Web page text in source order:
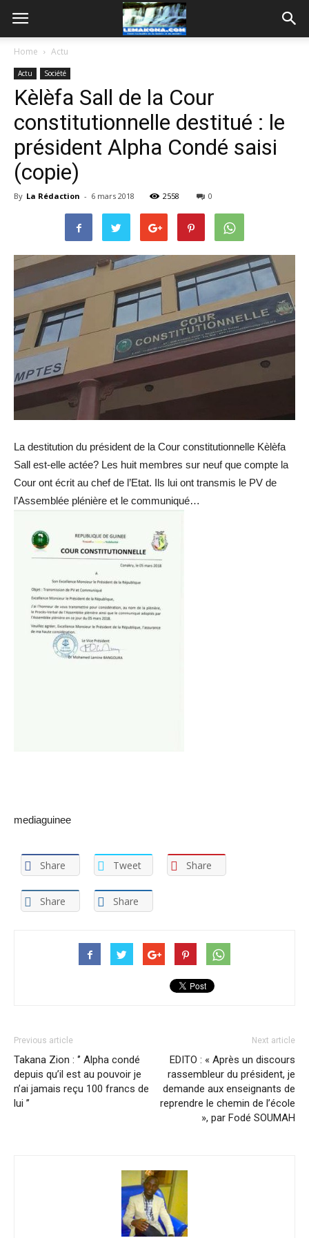
Home Actu
Actu Société
Kèlèfa Sall de la Cour
constitutionnelle destitué : le
président Alpha Condé saisi
(copie)
By La Rédaction - 6 mars 2018 2558 0
La destitution du président de la Cour constitutionnelle Kèlèfa
Sall est-elle actée? Les huit membres sur neuf que compte la
Cour ont écrit au chef de l’Etat. Ils lui ont transmis le PV de
l’Assemblée plénière et le communiqué…
mediaguinee
Share Tweet Share
Share Share
Previous article
Takana Zion : ‘’ Alpha condé
depuis qu’il est au pouvoir je
n’ai jamais reçu 100 francs de
lui ’’
Next article
EDITO : « Après un discours
rassembleur du président, je
demande aux enseignants de
reprendre le chemin de l’école
», par Fodé SOUMAH